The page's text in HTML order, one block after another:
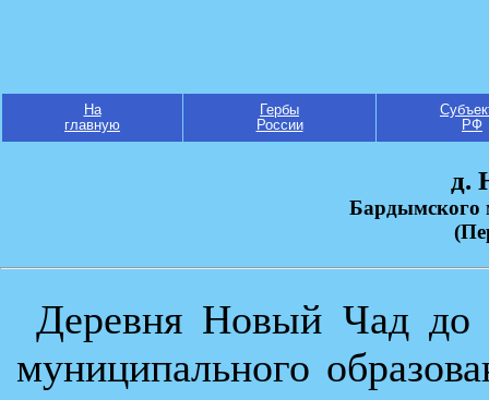
На
главную
Гербы
России
РФ
д.
Бардымского
Деревня Новый Чад до
муниципального